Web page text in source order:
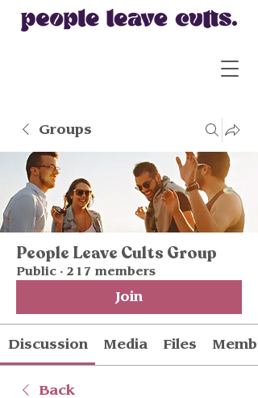
Groups
People Leave Cults Group
Public · 217 members
Join
Discussion Media Files
Back